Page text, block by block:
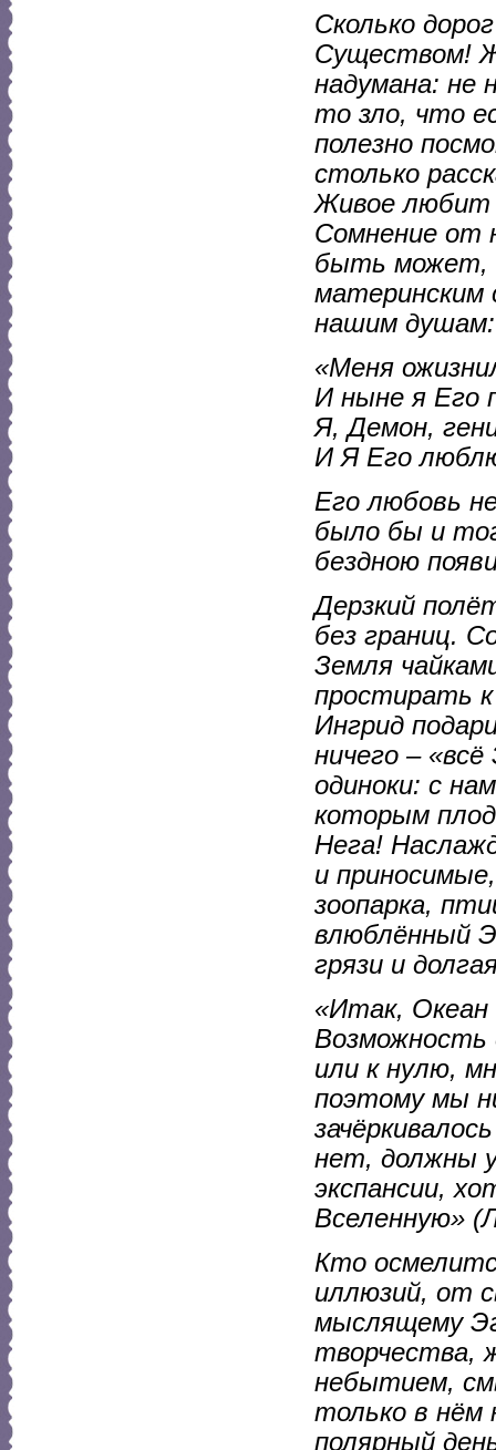
Сколько
Существом!
надумана: не
то зло, что
полезно
столько
Живое любит
Сомнение от
быть может,
материнским
нашим душам:
«Меня
И ныне я Его
Я, Демон,
И Я Его
Его любовь
было бы и
бездною
Дерзкий
без границ.
Земля
простирать
Ингрид
ничего –
одиноки: с
которым
Нега!
и
зоопарка,
влюблённый
грязи и
«Итак, Океан
Возможность
или к нулю,
поэтому мы
нет, должны
экспансии,
Вселенную»
Кто
иллюзий, от
мыслящему
творчества,
небытием,
только в нём
полярный